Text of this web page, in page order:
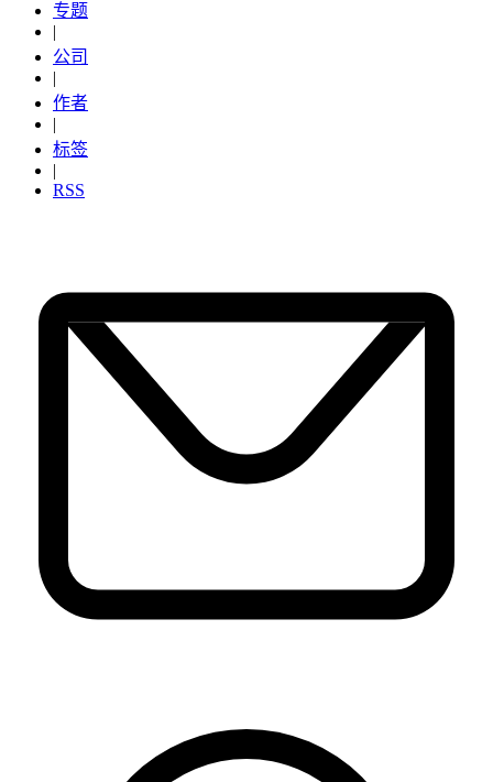
专题
|
公司
|
作者
|
标签
|
RSS